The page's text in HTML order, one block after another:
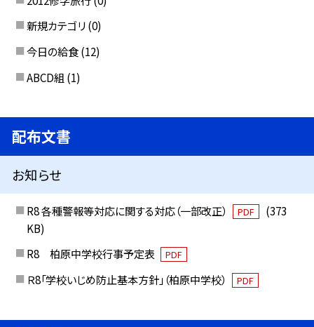
新規カテゴリ (0)
今日の給食 (12)
ABCD組 (1)
配布文書
お知らせ
R8 各種警報等対応に関する対応（一部改正） PDF
(373
KB)
R8 柏原中学校行事予定表
PDF
Ｒ8「学校いじめ防止基本方針」（柏原中学校） PDF